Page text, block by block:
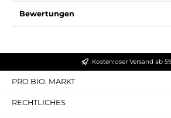
Bewertungen
Kostenloser Versand ab
PRO BIO. MARKT
RECHTLICHES